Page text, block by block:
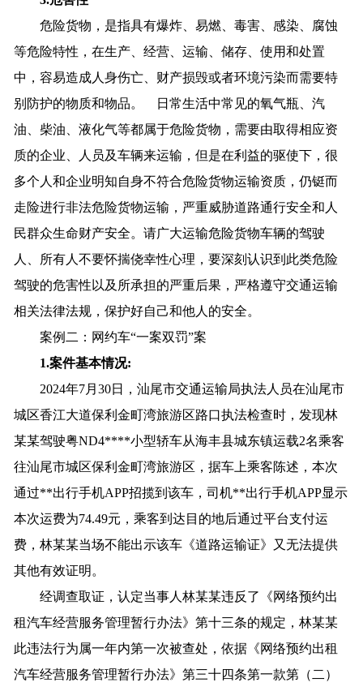
危险货物，是指具有爆炸、易燃、毒害、感染、腐蚀
等危险特性，在生产、经营、运输、储存、使用和处置
中，容易造成人身伤亡、财产损毁或者环境污染而需要特
别防护的物质和物品。 日常生活中常见的氧气瓶、汽
油、柴油、液化气等都属于危险货物，需要由取得相应资
质的企业、人员及车辆来运输，但是在利益的驱使下，很
多个人和企业明知自身不符合危险货物运输资质，仍铤而
走险进行非法危险货物运输，严重威胁道路通行安全和人
民群众生命财产安全。请广大运输危险货物车辆的驾驶
人、所有人不要怀揣侥幸性心理，要深刻认识到此类危险
驾驶的危害性以及所承担的严重后果，严格遵守交通运输
相关法律法规，保护好自己和他人的安全。
案例二：网约车“一案双罚”案
1.案件基本情况:
2024年7月30日，汕尾市交通运输局执法人员在汕尾市
城区香江大道保利金町湾旅游区路口执法检查时，发现林
某某驾驶粤ND4****小型轿车从海丰县城东镇运载2名乘客
往汕尾市城区保利金町湾旅游区，据车上乘客陈述，本次
通过**出行手机APP招揽到该车，司机**出行手机APP显示
本次运费为74.49元，乘客到达目的地后通过平台支付运
费，林某某当场不能出示该车《道路运输证》又无法提供
其他有效证明。
经调查取证，认定当事人林某某违反了《网络预约出
租汽车经营服务管理暂行办法》第十三条的规定，林某某
此违法行为属一年内第一次被查处，依据《网络预约出租
汽车经营服务管理暂行办法》第三十四条第一款第（二）